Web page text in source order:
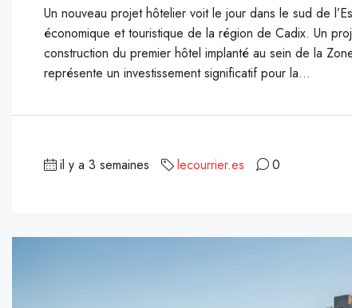
Un nouveau projet hôtelier voit le jour dans le sud de
économique et touristique de la région de Cadix. Un
construction du premier hôtel implanté au sein de la
représente un investissement significatif pour la...
il y a 3 semaines lecourrier.es 0